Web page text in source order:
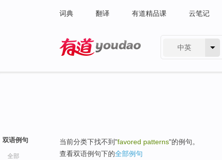
词典 翻译 有道精品课 云笔记
中英
双语例句
全部
当前分类下找不到"favored patterns"的例句。
查看双语例句下的全部例句